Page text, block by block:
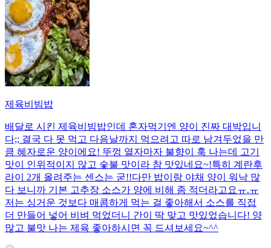
제육비빔밥
배달로 시킨 제육비빔밥인데 혼자먹기엔 양이 진짜 대박입니
다;; 결국 다 못 먹고 다음날까지 먹으려고 따로 남겨두었을 만
큼 혜자로운 양이에요! 뚜껑 열자마자 불향이 훅 나는데 고기
맛이 인위적이지 않고 숯불 맛이라 참 맛있네요~!특히 계란후
라이 2개 올려주는 센스는 굳!! ​다만 밥이랑 야채 양이 워낙 많
다 보니까 기본 고추장 소스가 양에 비해 좀 적더라고요ㅠ.ㅠ
저는 싱거운 것보다 매콤하게 먹는 걸 좋아해서 소스를 직접
더 만들어 넣어 비벼 먹었더니 간이 딱 맞고 맛있었습니다! 양
많고 불맛 나는 제육 좋아하시면 꼭 드셔보세요~^^